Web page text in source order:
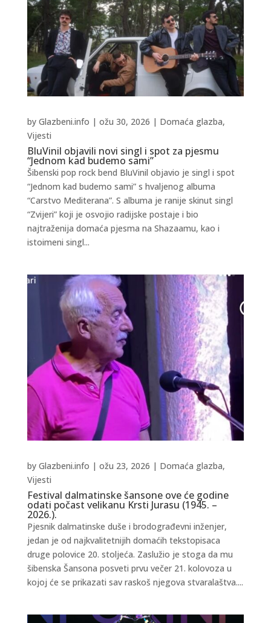
BluVinil objavili novi singl i spot za pjesmu
“Jednom kad budemo sami”
by Glazbeni.info | ožu 30, 2026 | Domaća glazba,
Vijesti
Šibenski pop rock bend BluVinil objavio je singl i spot
“Jednom kad budemo sami” s hvaljenog albuma
“Carstvo Mediterana”. S albuma je ranije skinut singl
“Zvijeri” koji je osvojio radijske postaje i bio
najtraženija domaća pjesma na Shazaamu, kao i
istoimeni singl...
Festival dalmatinske šansone ove će godine
odati počast velikanu Krsti Jurasu (1945. –
2026.).
by Glazbeni.info | ožu 23, 2026 | Domaća glazba,
Vijesti
Pjesnik dalmatinske duše i brodograđevni inženjer,
jedan je od najkvalitetnijih domaćih tekstopisaca
druge polovice 20. stoljeća. Zaslužio je stoga da mu
šibenska Šansona posveti prvu večer 21. kolovoza u
kojoj će se prikazati sav raskoš njegova stvaralaštva....